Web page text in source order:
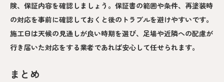
険、保証内容を確認しましょう。保証書の範囲や条件、再塗装時
の対応を事前に確認しておくと後のトラブルを避けやすいです。
施工日は天候の見通しが良い時期を選び、足場や近隣への配慮が
行き届いた対応をする業者であれば安心して任せられます。
まとめ